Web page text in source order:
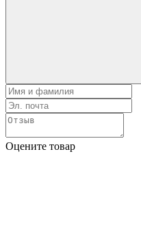
Оцените товар